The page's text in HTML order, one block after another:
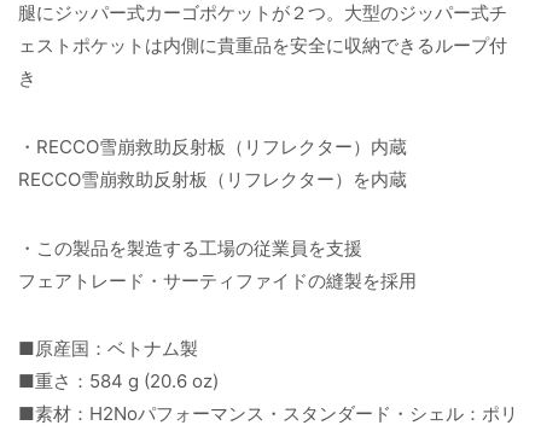
腿にジッパー式カーゴポケットが２つ。大型のジッパー式チ
ェストポケットは内側に貴重品を安全に収納できるループ付
き
・RECCO雪崩救助反射板（リフレクター）内蔵
RECCO雪崩救助反射板（リフレクター）を内蔵
・この製品を製造する工場の従業員を支援
フェアトレード・サーティファイドの縫製を採用
■原産国：ベトナム製
■重さ：584 g (20.6 oz)
■素材：H2Noパフォーマンス・スタンダード・シェル：ポリ